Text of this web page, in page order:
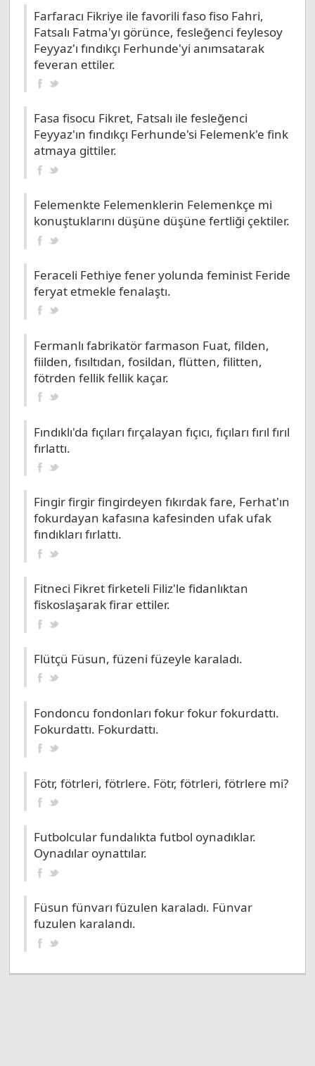
Farfaracı Fikriye ile favorili faso fiso Fahri,
Fatsalı Fatma'yı görünce, fesleğenci feylesoy
Feyyaz'ı fındıkçı Ferhunde'yi anımsatarak
feveran ettiler.
Fasa fisocu Fikret, Fatsalı ile fesleğenci
Feyyaz'ın fındıkçı Ferhunde'si Felemenk'e fink
atmaya gittiler.
Felemenkte Felemenklerin Felemenkçe mi
konuştuklarını düşüne düşüne fertliği çektiler.
Feraceli Fethiye fener yolunda feminist Feride
feryat etmekle fenalaştı.
Fermanlı fabrikatör farmason Fuat, filden,
fiilden, fısıltıdan, fosildan, flütten, filitten,
fötrden fellik fellik kaçar.
Fındıklı'da fıçıları fırçalayan fıçıcı, fıçıları fırıl fırıl
fırlattı.
Fingir firgir fingirdeyen fıkırdak fare, Ferhat'ın
fokurdayan kafasına kafesinden ufak ufak
fındıkları fırlattı.
Fitneci Fikret firketeli Filiz'le fidanlıktan
fiskoslaşarak firar ettiler.
Flütçü Füsun, füzeni füzeyle karaladı.
Fondoncu fondonları fokur fokur fokurdattı.
Fokurdattı. Fokurdattı.
Fötr, fötrleri, fötrlere. Fötr, fötrleri, fötrlere mi?
Futbolcular fundalıkta futbol oynadıklar.
Oynadılar oynattılar.
Füsun fünvarı füzulen karaladı. Fünvar
fuzulen karalandı.